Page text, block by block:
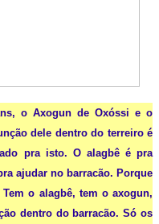
o Axogun de Oxóssi e o
dele dentro do terreiro é
pra isto. O alagbê é pra
ajudar no barracão. Porque
o alagbê, tem o axogun,
dentro do barracão. Só os